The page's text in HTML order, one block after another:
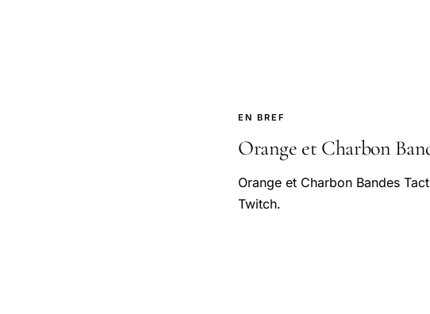
EN BREF
Orange et Charbon
Orange et Charbon Bandes
Twitch.